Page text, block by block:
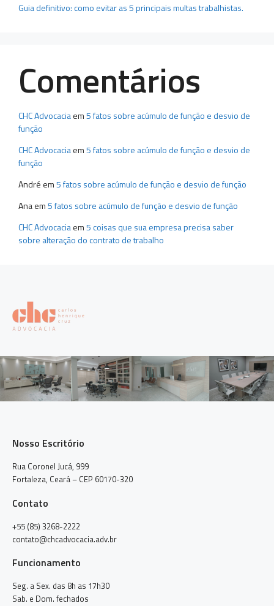
Guia definitivo: como evitar as 5 principais multas trabalhistas.
Comentários
CHC Advocaciaem5 fatos sobre acúmulo de função e desvio de
função
CHC Advocaciaem5 fatos sobre acúmulo de função e desvio de
função
André em5 fatos sobre acúmulo de função e desvio de função
Anaem5 fatos sobre acúmulo de função e desvio de função
CHC Advocaciaem5 coisas que sua empresa precisa saber
sobre alteração do contrato de trabalho
Nosso Escritório
Rua Coronel Jucá, 999
Fortaleza, Ceará – CEP 60170-320
Contato
+55 (85) 3268-2222
contato@chcadvocacia.adv.br
Funcionamento
Seg. a Sex. das 8h as 17h30
Sab. e Dom. fechados